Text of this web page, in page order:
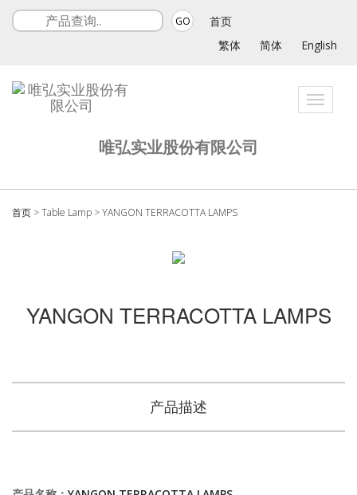
GO
首页
繁体
简体 English
Toggle
唯弘实业股份有限公司
首页 >Table Lamp >YANGON TERRACOTTA LAMPS
YANGON TERRACOTTA LAMPS
产品描述